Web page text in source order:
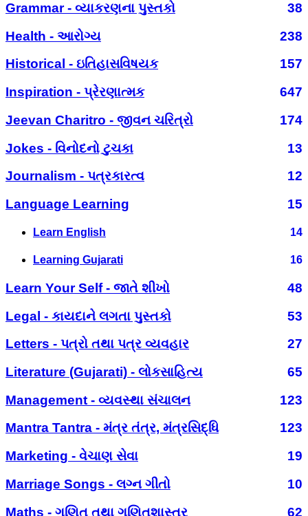
Grammar - વ્યાકરણના પુસ્તકો
38
Health - આરોગ્ય
238
Historical - ઇતિહાસવિષયક
157
Inspiration - પ્રેરણાત્મક
647
Jeevan Charitro - જીવન ચરિત્રો
174
Jokes - વિનોદનો ટુચકા
13
Journalism - પત્રકારત્વ
12
Language Learning
15
Learn English 14
Learning Gujarati 16
Learn Your Self - જાતે શીખો
48
Legal - કાયદાને લગતા પુસ્તકો
53
Letters - પત્રો તથા પત્ર વ્યવહાર
27
Literature (Gujarati) - લોકસાહિત્ય
65
Management - વ્યવસ્થા સંચાલન
123
Mantra Tantra - મંત્ર તંત્ર, મંત્રસિદ્ધિ
123
Marketing - વેચાણ સેવા
19
Marriage Songs - લગ્ન ગીતો
10
Maths - ગણિત તથા ગણિતશાસ્ત્ર
62